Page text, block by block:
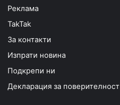
Реклама
TakTak
За контакти
Изпрати новина
Подкрепи ни
Декларация за поверителност